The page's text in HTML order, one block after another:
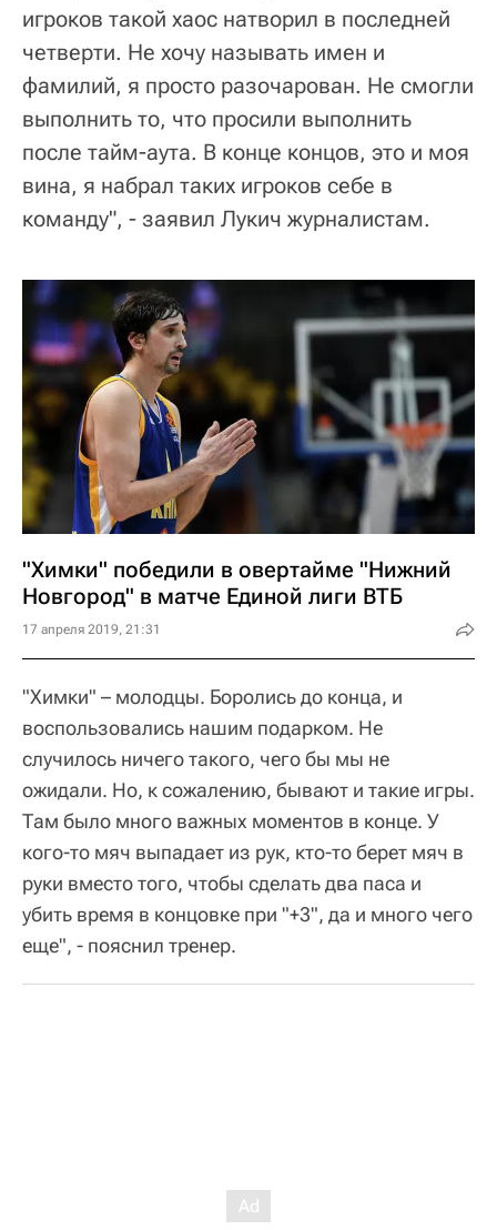
игроков такой хаос натворил в последней
четверти. Не хочу называть имен и
фамилий, я просто разочарован. Не смогли
выполнить то, что просили выполнить
после тайм-аута. В конце концов, это и моя
вина, я набрал таких игроков себе в
команду", - заявил Лукич журналистам.
"Химки" победили в овертайме "Нижний
Новгород" в матче Единой лиги ВТБ
17 апреля 2019, 21:31
"Химки" – молодцы. Боролись до конца, и
воспользовались нашим подарком. Не
случилось ничего такого, чего бы мы не
ожидали. Но, к сожалению, бывают и такие игры.
Там было много важных моментов в конце. У
кого-то мяч выпадает из рук, кто-то берет мяч в
руки вместо того, чтобы сделать два паса и
убить время в концовке при "+3", да и много чего
еще", - пояснил тренер.